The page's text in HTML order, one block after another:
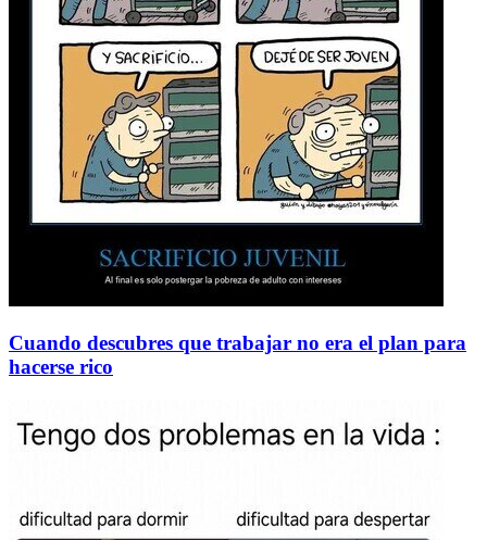
Cuando descubres que trabajar no era el plan para
hacerse rico